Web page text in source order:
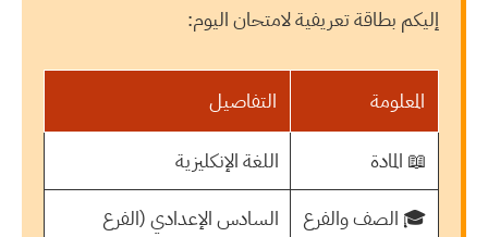
إليكم بطاقة تعريفية لامتحان اليوم:
المعلومة التفاصيل
📖 المادة
اللغة الإنكليزية
🎓 الصف والفرع
السادس الإعدادي (الفرع